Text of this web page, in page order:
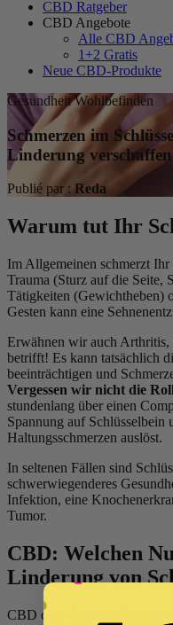
CBD Ratgeber
CBD Angebote
Alle CBD
1+2 Gratis
Neue CBD-Produkte
Gesundheit Wohlbefinden
Schmerzen im
Linderung verschaffen
Publié par : Reda
Warum tut Ihr
Im Allgemeinen schmerzt
Trauma (Sturz auf die Seite,
Tätigkeiten (Gewichtheben)
Gesten kann eine
Erwähnen wir auch
betrifft! Es kann tatsächlich
beeinträchtigen und
Vergessen wir nicht die
stundenlang über einen
Spannung auf Schlüsselbein
Haltungsschmerzen auslöst.
In seltenen Fällen sind
schwerwiegenderes
Infektion, eine
Tumor.
CBD: Welchen
Linderung von
CBD oder Cannabidiol ist